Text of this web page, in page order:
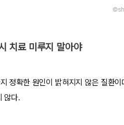
치료 미루지 말아야
정확한 원인이 밝혀지지 않은 질환
않다.